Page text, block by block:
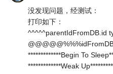
没发现问题，经测试：
打印如下：
^^^^^parentIdFromDB.id
*************Begin To
*************Weak